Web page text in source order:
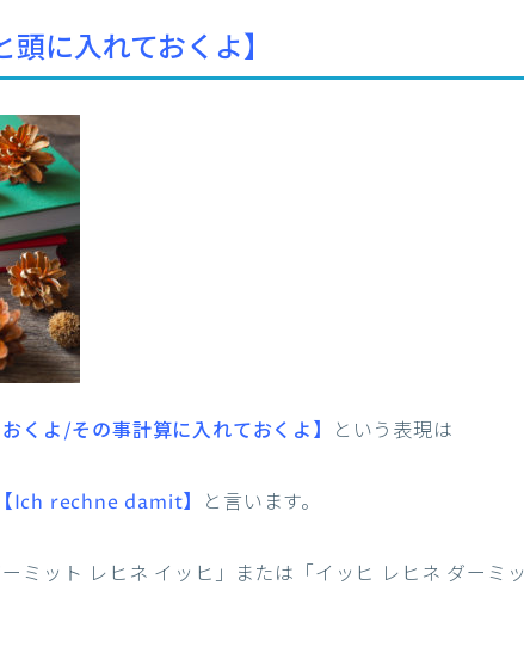
に入れておくよ】
くよ/その事計算に入れておくよ】 という表現は
【Ich rechne damit】 と言います。
ミット レヒネ イッヒ」または「イッヒ レヒネ ダーミッ